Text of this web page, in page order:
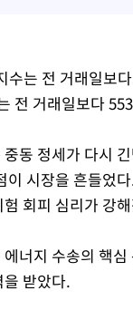
수는 전 거래일보
전 거래일보다
동 정세가 다시
이 시장을 흔들었
회피 심리가 강
너지 수송의 핵
받았다.